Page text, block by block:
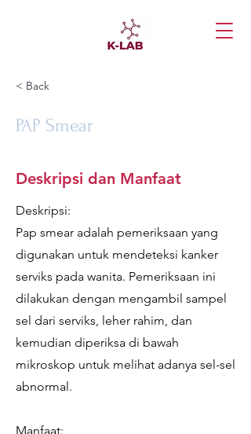
< Back
PAP Smear
Deskripsi dan Manfaat
Deskripsi:
Pap smear adalah pemeriksaan yang
digunakan untuk mendeteksi kanker
serviks pada wanita. Pemeriksaan ini
dilakukan dengan mengambil sampel
sel dari serviks, leher rahim, dan
kemudian diperiksa di bawah
mikroskop untuk melihat adanya sel-sel
abnormal.
Manfaat: